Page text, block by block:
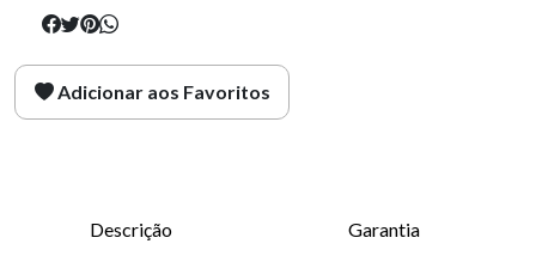
Adicionar aos Favoritos
Descrição Garantia